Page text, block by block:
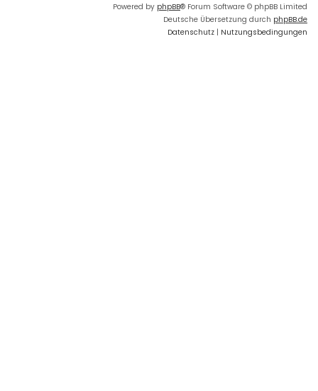
Powered by phpBB® Forum Software © phpBB Limited
Deutsche Übersetzung durch phpBB.de
Datenschutz | Nutzungsbedingungen